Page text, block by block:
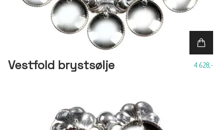
Vestfold brystsølje 4 628,-